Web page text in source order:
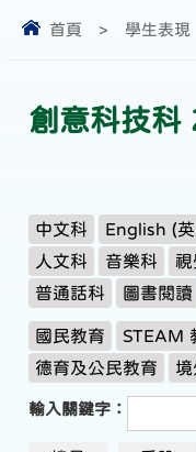
首頁 > 學生表現
創意科技
中文科 English (
人文科
音樂科
普通話科
圖書閱讀
國民教育 STEAM
德育及公民教育
輸入關鍵字：